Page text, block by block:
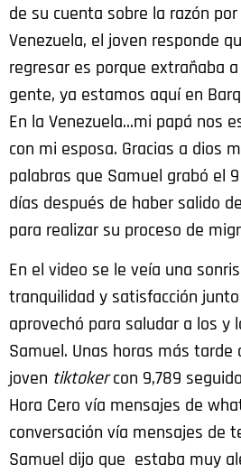
de su cuenta sobre la razón
Venezuela, el joven responde
regresar es porque extrañaba
gente, ya estamos aquí en
En la Venezuela…mi papá nos
con mi esposa. Gracias a dios
palabras que Samuel grabó el
días después de haber salido
para realizar su proceso de
En el video se le veía una
tranquilidad y satisfacción
aprovechó para saludar a los y
Samuel. Unas horas más tarde
joven tiktokercon 9,789
Hora Cero vía mensajes de
conversación vía mensajes de
Samuel dijo que estaba muy